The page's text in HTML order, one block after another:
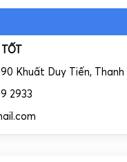
Khuất Duy Tiến, Thanh
2933